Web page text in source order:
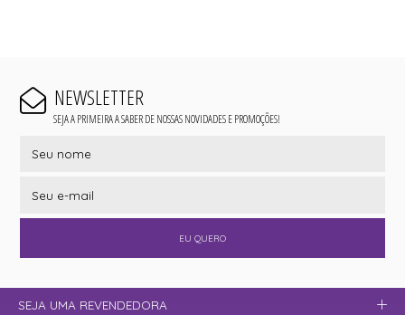
NEWSLETTER
SEJA A PRIMEIRA A SABER DE NOSSAS NOVIDADES E PROMOÇÕES!
EU QUERO
SEJA UMA REVENDEDORA